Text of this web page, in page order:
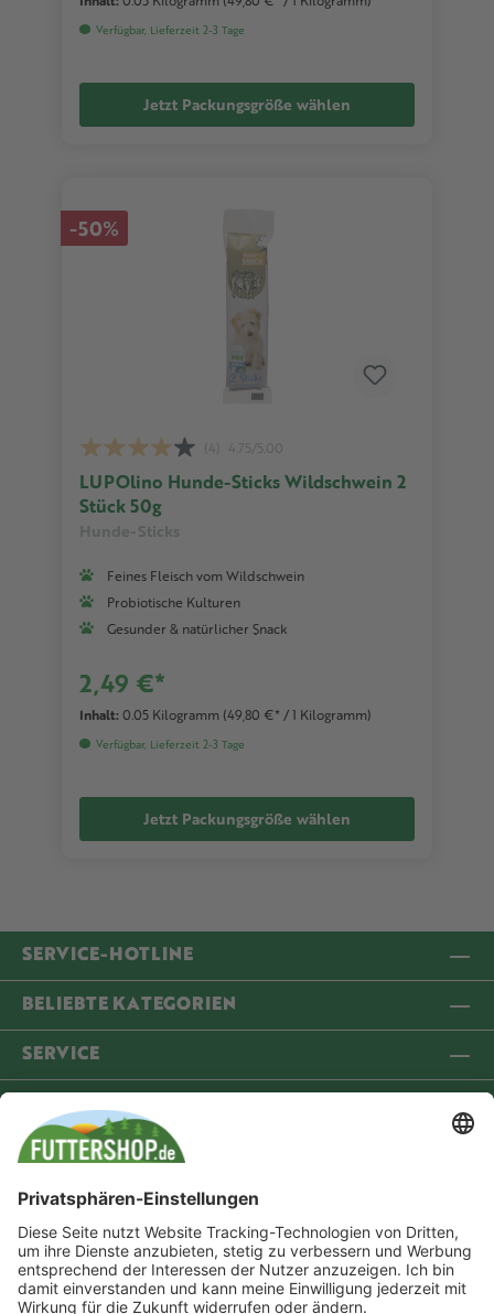
Verfügbar, Lieferzeit 2-3 Tage
Jetzt Packungsgröße wählen
-50%
LUPOlino Hunde-Sticks Wildschwein 2
Stück 50g
Feines Fleisch vom Wildschwein
Probiotische Kulturen
Gesunder & natürlicher Snack
2,49 €*
Inhalt: 0.05 Kilogramm (49,80 €* / 1 Kilogramm)
Verfügbar, Lieferzeit 2-3 Tage
Jetzt Packungsgröße wählen
SERVICE-HOTLINE
BELIEBTE KATEGORIEN
SERVICE
COMMUNITY
VERSANDPARTNER
ZAHLUNGSMETHODEN